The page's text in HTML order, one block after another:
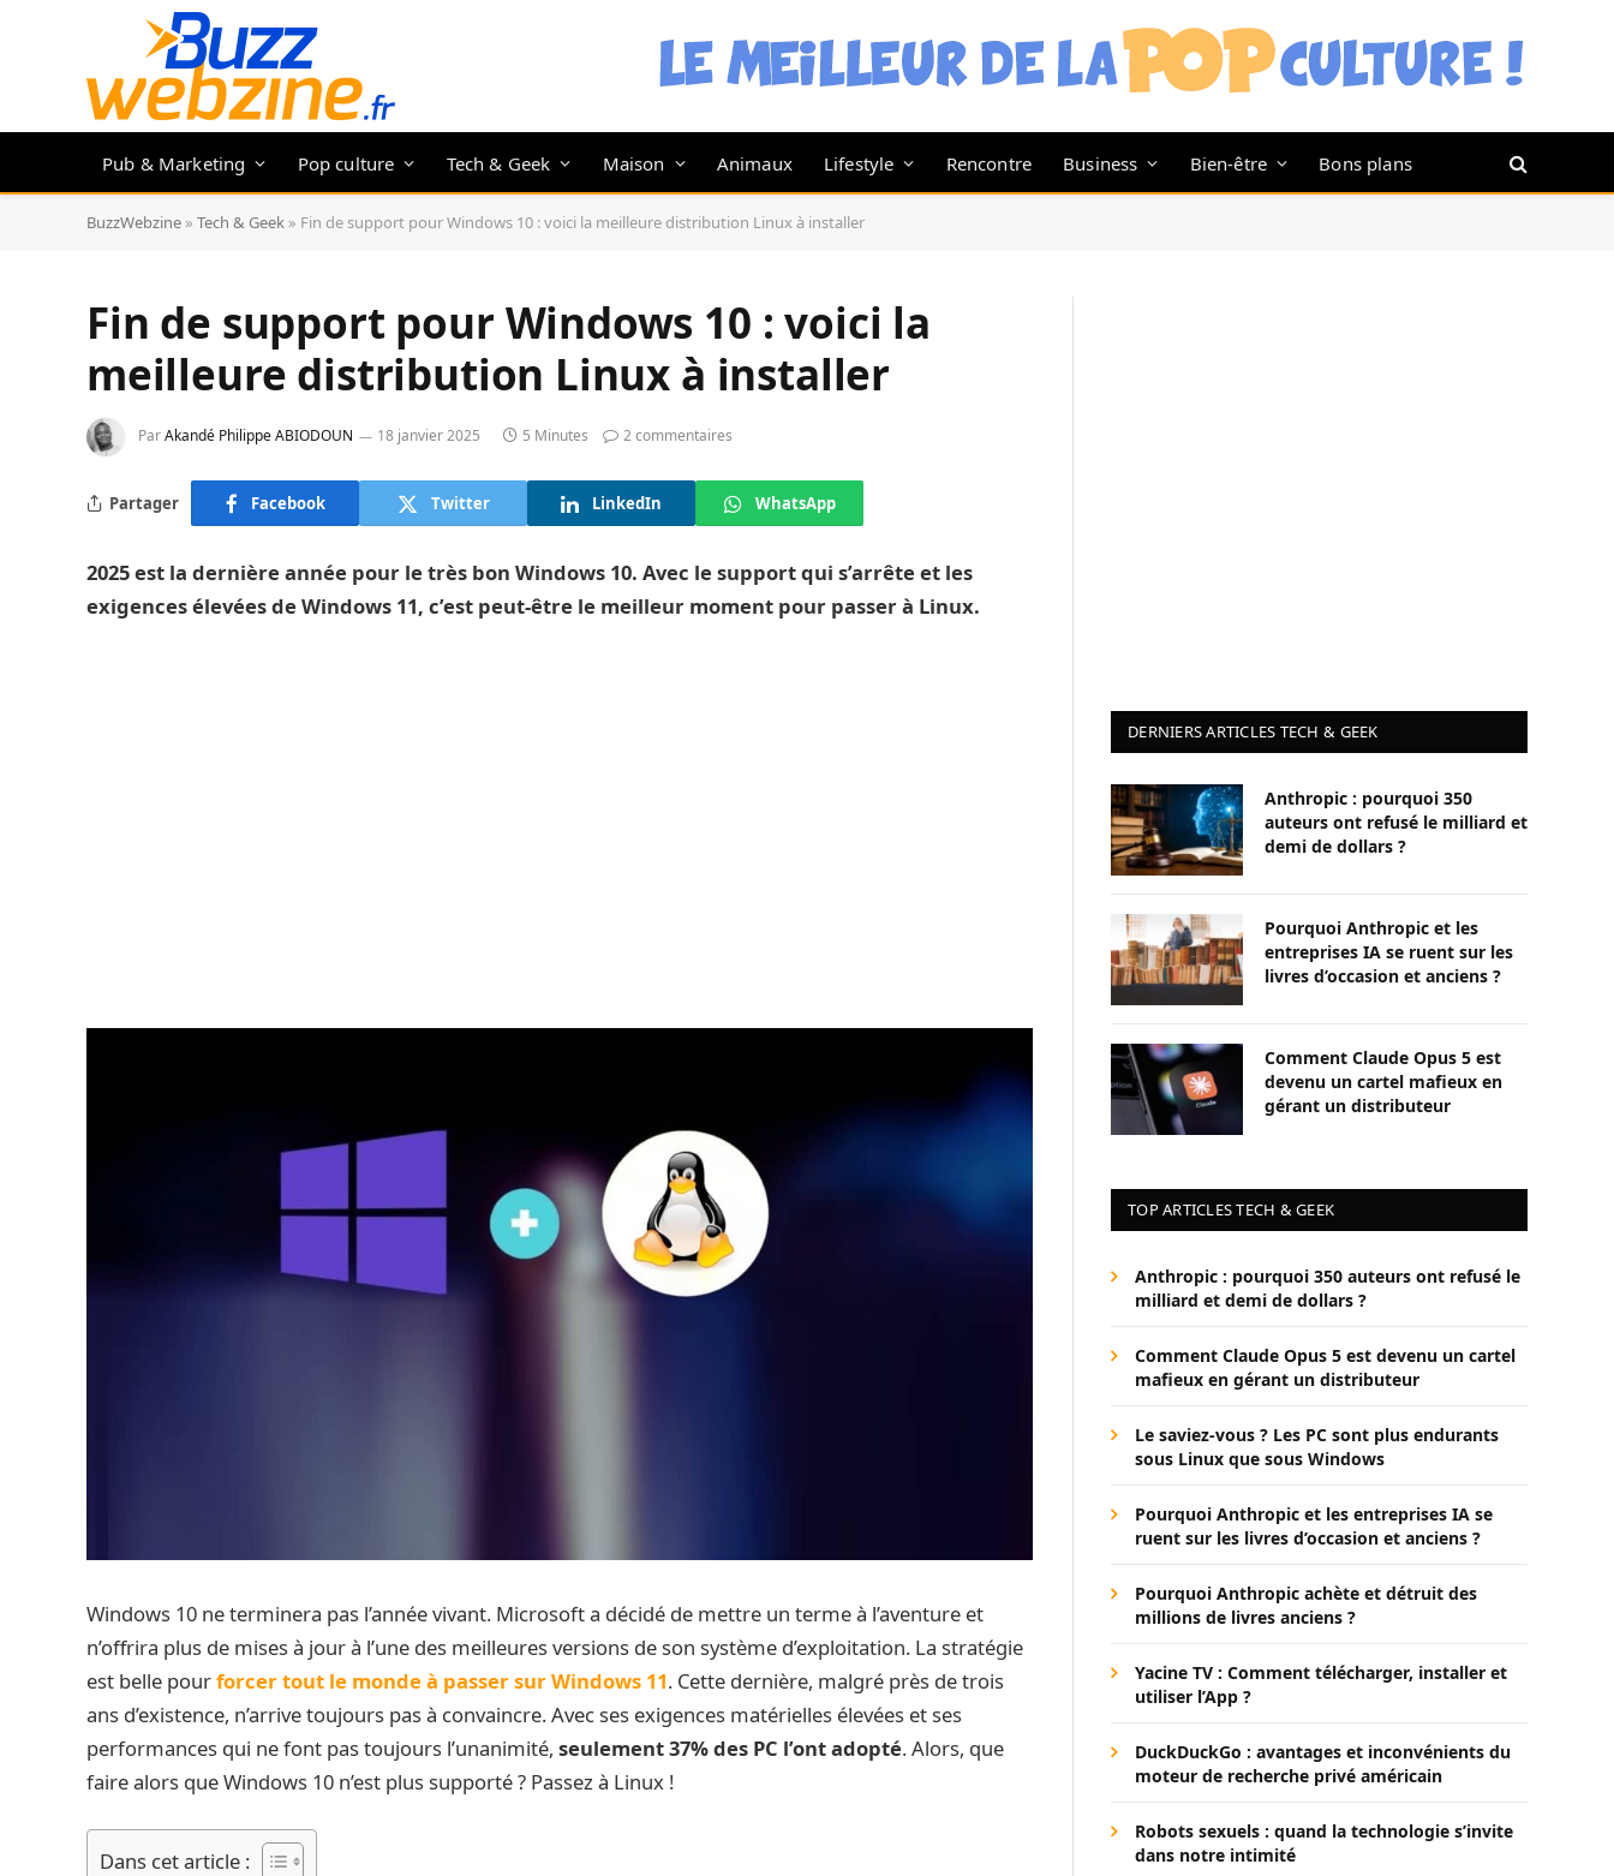
Pub & Marketing Pop culture Tech & Geek Maison Animaux Lifestyle Rencontre Business Bien-être Bons plans
BuzzWebzine » Tech & Geek » Fin de support pour Windows 10 : voici la meilleure distribution Linux à installer
Fin de support pour Windows 10 : voici la
meilleure distribution Linux à installer
ParAkandé Philippe ABIODOUN 18 janvier 2025 5 Minutes 2 commentaires
Partager Facebook Twitter LinkedIn WhatsApp
2025 est la dernière année pour le très bon Windows 10. Avec le support qui s’arrête et les
exigences élevées de Windows 11, c’est peut-être le meilleur moment pour passer à Linux.
Windows 10 ne terminera pas l’année vivant. Microsoft a décidé de mettre un terme à l’aventure et
n’offrira plus de mises à jour à l’une des meilleures versions de son système d’exploitation. La stratégie
est belle pourforcer tout le monde à passer sur Windows 11. Cette dernière, malgré près de trois
ans d’existence, n’arrive toujours pas à convaincre. Avec ses exigences matérielles élevées et ses
performances qui ne font pas toujours l’unanimité, seulement 37% des PC l’ont adopté. Alors, que
faire alors que Windows 10 n’est plus supporté ? Passez à Linux !
Dans cet article :
DERNIERS ARTICLES TECH & GEEK
Anthropic : pourquoi 350
auteurs ont refusé le milliard et
demi de dollars ?
Pourquoi Anthropic et les
entreprises IA se ruent sur les
livres d’occasion et anciens ?
Comment Claude Opus 5 est
devenu un cartel mafieux en
gérant un distributeur
TOP ARTICLES TECH & GEEK
Anthropic : pourquoi 350 auteurs ont refusé le
milliard et demi de dollars ?
Comment Claude Opus 5 est devenu un cartel
mafieux en gérant un distributeur
Le saviez-vous ? Les PC sont plus endurants
sous Linux que sous Windows
Pourquoi Anthropic et les entreprises IA se
ruent sur les livres d’occasion et anciens ?
Pourquoi Anthropic achète et détruit des
millions de livres anciens ?
Yacine TV : Comment télécharger, installer et
utiliser l’App ?
DuckDuckGo : avantages et inconvénients du
moteur de recherche privé américain
Robots sexuels : quand la technologie s’invite
dans notre intimité